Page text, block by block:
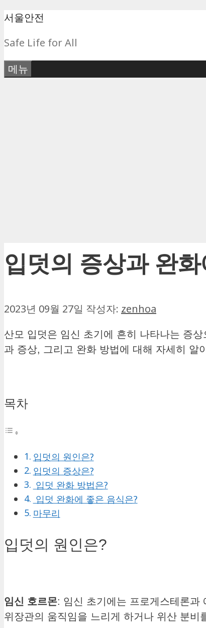
컨
츠
로
건
서울안전
Safe Life for All
메뉴
입덧의 증상과 완
2023년 09월 27일 작성자: zenhoa
산모 입덧은 임신 초기에 흔히 나타나는 증
과 증상, 그리고 완화 방법에 대해 자세히 알
목차
입덧의 원인은?
입덧의 증상은?
입덧 완화 방법은?
입덧 완화에 좋은 음식은?
마무리
입덧의 원인은?
임신 호르몬: 임신 초기에는 프로게스테론과
위장관의 움직임을 느리게 하거나 위산 분